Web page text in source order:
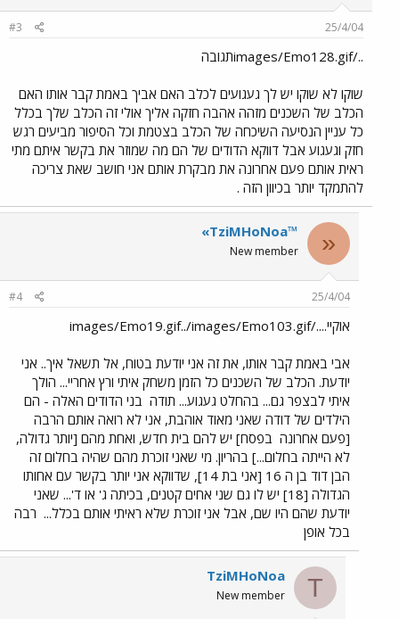
25/4/04
#3
../images/Emo128.gifתגובה
שוקו לא שוקו יש לך געגועים לכלב האם אביך באמת קבר אותו האם
הכלב של השכנים מזהה אהבה חזקה אליך אולי זה הכלב שלך בכלל
כל עניין הנסיעה השיכחה של הכלב בצטמת וכל הסיפור מביעים רגש
חזק וגעגוע אבל דווקא הדודים של הם מה שמוזר את בקשר איתם מתי
ראית אותם פעם אחרונה את מבקרת אותם אני חושב שאת צריכה
להתמקד יותר בכיוון הזה .
«
«TziMHoNoa™
New member
25/4/04
#4
אוקיי..../images/Emo19.gif../images/Emo103.gif
אבי באמת קבר אותו, את זה אני יודעת בטוח, אל תשאל איך.. אני
יודעת. הכלב של השכנים כל הזמן משחק איתי ורץ אחריי... הולך
איתי לבצפר גם... בהחלט געגוע... תודה בני הדודים האלה - הם
הילדים של דודה שאני מאוד אוהבת, אני לא רואה אותם הרבה
[פעם אחרונה בפסח] יש להם בית חדש, ואחת מהם [יותר גדולה,
לא הייתה בחלום...] בהריון. מי שאני זוכרת מהם שהיה בחלום זה
הבן דוד בן ה 16 [אני בת 14], שדווקא אני יותר בקשר עם אחותו
הגדולה [18] יש לו גם שני אחים קטנים, בכיתה ג' או ד'... שאני
יודעת שהם היו שם, אבל אני זוכרת שלא ראיתי אותם בכלל... רבה
בכל אופן
T
TziMHoNoa
New member